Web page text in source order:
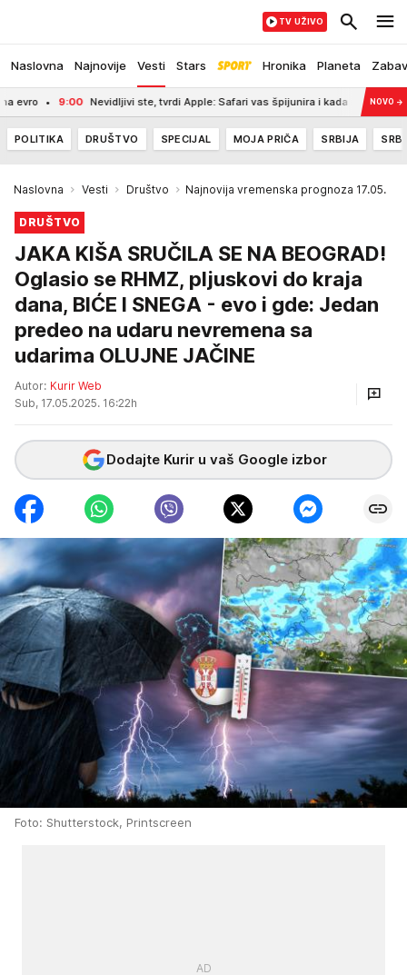
Naslovna Najnovije Vesti Stars Hronika Planeta
TV UŽIVO
9:00 Nevidljivi ste, tvrdi Apple: Safari vas špijunira i kada mislite da steNOVO →
POLITIKA DRUŠTVO SPECIJAL MOJA PRIČA SRBIJA
Naslovna Vesti Društvo Najnovija vremenska prognoza 17.05.
DRUŠTVO
JAKA KIŠA SRUČILA SE NA BEOGRAD!
Oglasio se RHMZ, pljuskovi do kraja
dana, BIĆE I SNEGA - evo i gde: Jedan
predeo na udaru nevremena sa
udarima OLUJNE JAČINE
Autor: Kurir Web
Sub, 17.05.2025. 16:22h
Dodajte Kurir u vaš Google izbor
Foto: Shutterstock, Printscreen